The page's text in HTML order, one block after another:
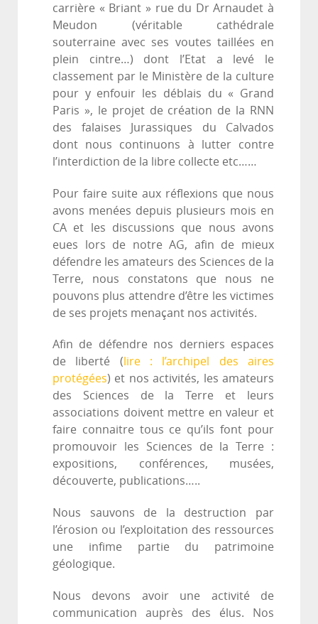
carrière « Briant » rue du Dr Arnaudet à
Meudon (véritable cathédrale
souterraine avec ses voutes taillées en
plein cintre…) dont l’Etat a levé le
classement par le Ministère de la culture
pour y enfouir les déblais du « Grand
Paris », le projet de création de la RNN
des falaises Jurassiques du Calvados
dont nous continuons à lutter contre
l’interdiction de la libre collecte etc……
Pour faire suite aux réflexions que nous
avons menées depuis plusieurs mois en
CA et les discussions que nous avons
eues lors de notre AG, afin de mieux
défendre les amateurs des Sciences de la
Terre, nous constatons que nous ne
pouvons plus attendre d’être les victimes
de ses projets menaçant nos activités.
Afin de défendre nos derniers espaces
de liberté ( lire : l’archipel des aires
protégées) et nos activités, les amateurs
des Sciences de la Terre et leurs
associations doivent mettre en valeur et
faire connaitre tous ce qu’ils font pour
promouvoir les Sciences de la Terre :
expositions, conférences, musées,
découverte, publications…..
Nous sauvons de la destruction par
l’érosion ou l’exploitation des ressources
une infime partie du patrimoine
géologique.
Nous devons avoir une activité de
communication auprès des élus. Nos